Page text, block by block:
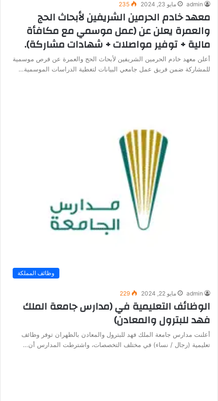
admin مايو 23, 2024 235
معهد خادم الحرمين الشريفين لأبحاث الحج
والعمرة يعلن عن (عمل موسمي مع مكافأة
مالية + توفير مواصلات + شهادات مشاركة).
أعلن معهد خادم الحرمين الشريفين لأبحاث الحج والعمرة عن فرص موسمية
للمشاركة ضمن فريق عمل جامعي البيانات لتغطية الدراسات الموسمية…
وظائف المملكة
admin مايو 22, 2024 229
الوظائف التعليمية في (مدارس جامعة الملك
فهد للبترول والمعادن)
أعلنت مدارس جامعة الملك فهد للبترول والمعادن بالظهران توفر وظائف
تعليمية (رجال / نساء) في مختلف التخصصات، واشترطت المدارس أن…